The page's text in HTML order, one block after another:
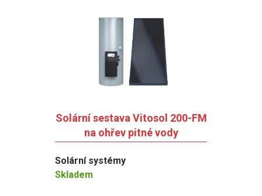
Solární sestava Vitosol 200-FM
na ohřev pitné vody
Solární systémy
Skladem